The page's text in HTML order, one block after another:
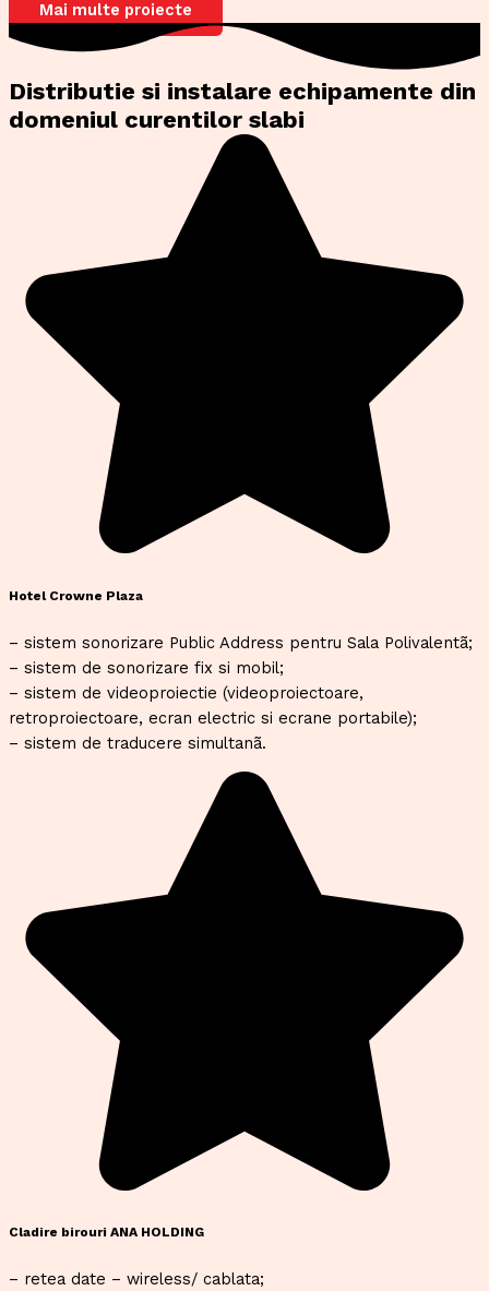
Mai multe proiecte
Distributie si instalare echipamente din
domeniul curentilor slabi
Hotel Crowne Plaza
– sistem sonorizare Public Address pentru Sala Polivalentã;
– sistem de sonorizare fix si mobil;
– sistem de videoproiectie (videoproiectoare,
retroproiectoare, ecran electric si ecrane portabile);
– sistem de traducere simultanã.
Cladire birouri ANA HOLDING
– retea date – wireless/ cablata;